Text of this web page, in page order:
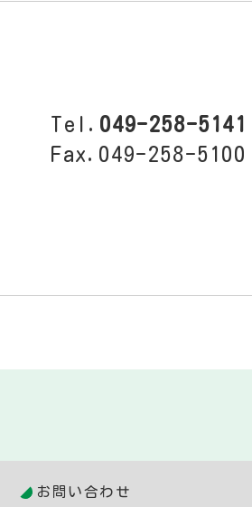
Tel. 049-258-5141
Fax.049-258-5100
お問い合わせ